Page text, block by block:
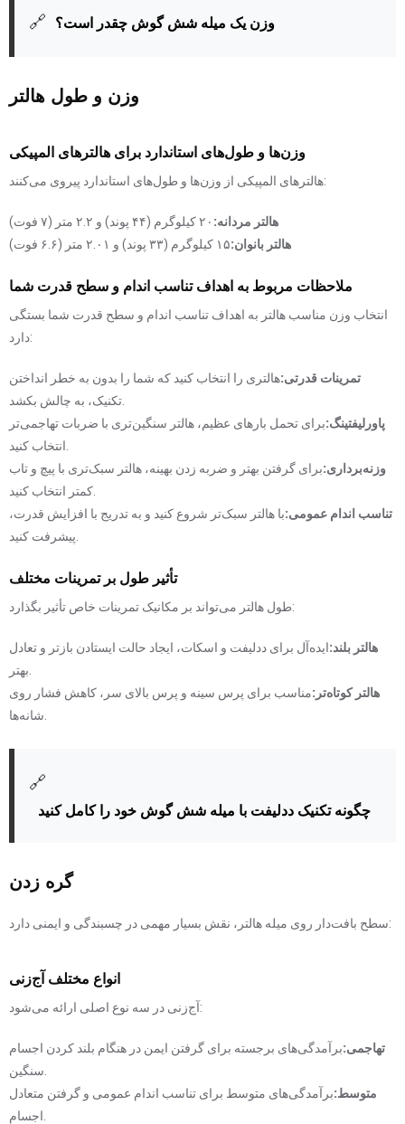
🔗 وزن یک میله شش گوش چقدر است؟
وزن و طول هالتر
وزن‌ها و طول‌های استاندارد برای هالترهای المپیکی
هالترهای المپیکی از وزن‌ها و طول‌های استاندارد پیروی می‌کنند:
هالتر مردانه: ۲۰ کیلوگرم (۴۴ پوند) و ۲.۲ متر (۷ فوت)
هالتر بانوان:۱۵ کیلوگرم (۳۳ پوند) و ۲.۰۱ متر (۶.۶ فوت)
ملاحظات مربوط به اهداف تناسب اندام و سطح قدرت شما
انتخاب وزن مناسب هالتر به اهداف تناسب اندام و سطح قدرت شما بستگی
دارد:
تمرینات قدرتی:هالتری را انتخاب کنید که شما را بدون به خطر انداختن
پاورلیفتینگ:برای تحمل بارهای عظیم، هالتر سنگین‌تری با ضربات تهاجمی‌تر
وزنه‌برداری:برای گرفتن بهتر و ضربه زدن بهینه، هالتر سبک‌تری با پیچ و تاب
تناسب اندام عمومی:با هالتر سبک‌تر شروع کنید و به تدریج با افزایش قدرت،
تأثیر طول بر تمرینات مختلف
طول هالتر می‌تواند بر مکانیک تمرینات خاص تأثیر بگذارد:
هالتر بلند:ایده‌آل برای ددلیفت و اسکات، ایجاد حالت ایستادن بازتر و تعادل
هالتر کوتاه‌تر:مناسب برای پرس سینه و پرس بالای سر، کاهش فشار روی
🔗
چگونه تکنیک ددلیفت با میله شش گوش خود را کامل کنید
گره زدن
سطح بافت‌دار روی میله هالتر، نقش بسیار مهمی در چسبندگی و ایمنی دارد:
انواع مختلف آج‌زنی
آج‌زنی در سه نوع اصلی ارائه می‌شود:
تهاجمی:برآمدگی‌های برجسته برای گرفتن ایمن در هنگام بلند کردن اجسام
متوسط:برآمدگی‌های متوسط ​​برای تناسب اندام عمومی و گرفتن متعادل